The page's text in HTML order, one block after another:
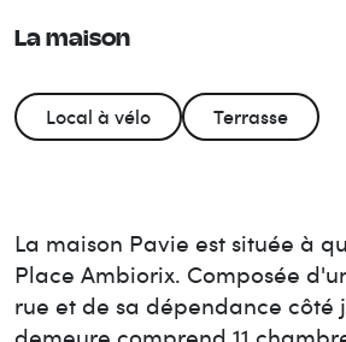
La maison
Local à vélo Terrasse
La maison Pavie est située à
Place Ambiorix. Composée
rue et de sa dépendance côté